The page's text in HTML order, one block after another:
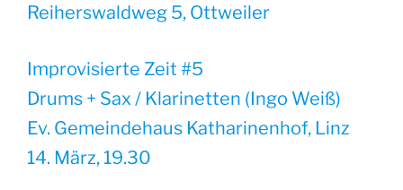
Reiherswaldweg 5, Ottweiler
Improvisierte Zeit #5
Drums + Sax / Klarinetten (Ingo Weiß)
Ev. Gemeindehaus Katharinenhof, Linz
14. März, 19.30